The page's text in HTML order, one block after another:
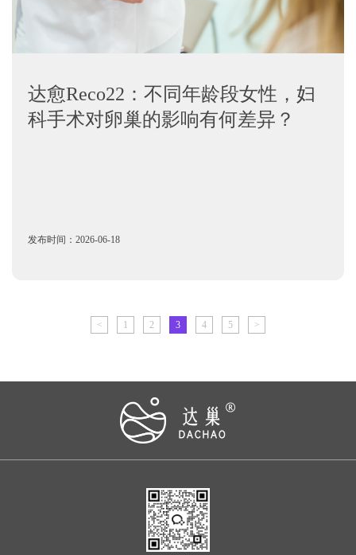
达愈Reco22：不同年龄段女性，妇
科手术对卵巢的影响有何差异？
发布时间：2026-06-18
< 1 2 3 4 5 >